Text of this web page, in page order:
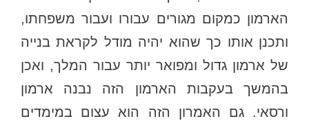
הארמון כמקום מגורים עבורו ועבור משפחתו,
ותכנן אותו כך שהוא יהיה מודל לקראת בנייה
של ארמון גדול ומפואר יותר עבור המלך, ואכן
בהמשך בעקבות הארמון הזה נבנה ארמון
ורסאי. גם האמרון הזה הוא עצום במימדים